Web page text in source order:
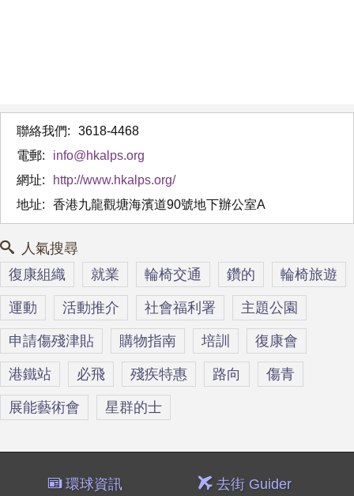
聯絡我們:
3618-4468
電郵:
info@hkalps.org
網址:
http://www.hkalps.org/
地址:
香港九龍觀塘海濱道90號地下辦公室A
人氣搜尋
復康組織 就業 輪椅交通 鑽的 輪椅旅遊
運動 活動推介 社會福利署 主題公園
申請傷殘津貼 購物指南 培訓 復康會
港鐵站 必飛 殘疾特惠 路向 傷青
展能藝術會 星群的士
環球資訊 去街 Guider